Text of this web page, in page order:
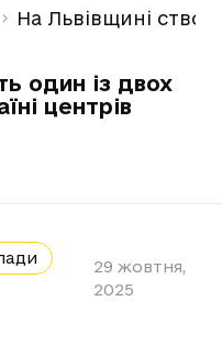
На Львівщині
один із двох
центрів
29 жовтня,
2025